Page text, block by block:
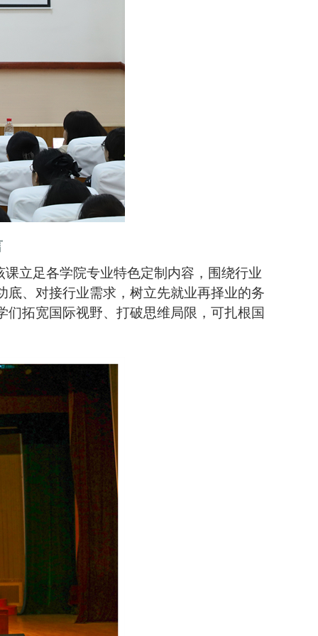
课立足各学院专业特色定制内容，围绕行业
、对接行业需求，树立先就业再择业的务
们拓宽国际视野、打破思维局限， 可扎根国